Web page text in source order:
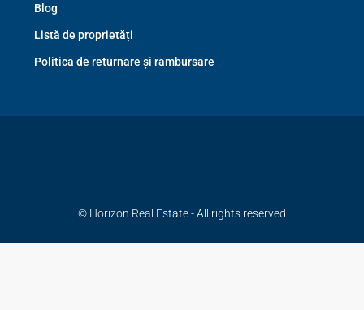
Blog
Listă de proprietăți
Politica de returnare și rambursare
© Horizon Real Estate - All rights reserved